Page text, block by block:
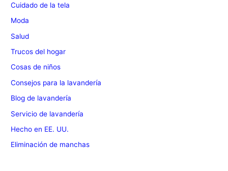
Cuidado de la tela
Moda
Salud
Trucos del hogar
Cosas de niños
Consejos para la lavandería
Blog de lavandería
Servicio de lavandería
Hecho en EE. UU.
Eliminación de manchas